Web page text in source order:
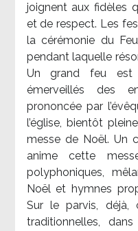
joignent aux fidèles
et de respect. Les
la cérémonie du
pendant laquelle
Un grand feu est
émerveillés des
prononcée par
l’église, bientôt
messe de Noël. Un
anime cette
polyphoniques,
Noël et hymnes
Sur le parvis, déjà,
traditionnelles,